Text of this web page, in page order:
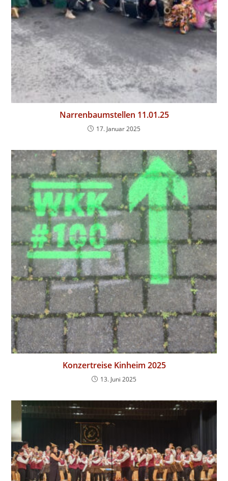
Narrenbaumstellen 11.01.25
17. Januar 2025
Konzertreise Kinheim 2025
13. Juni 2025